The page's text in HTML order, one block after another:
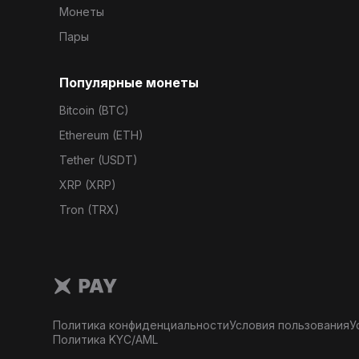
Монеты
Пары
Популярные монеты
Bitcoin (BTC)
Ethereum (ETH)
Tether (USDT)
XRP (XRP)
Tron (TRX)
Политика конфиденциальностиУсловия пользования
Политика KYC/AML